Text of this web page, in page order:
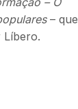
– que
Líbero.